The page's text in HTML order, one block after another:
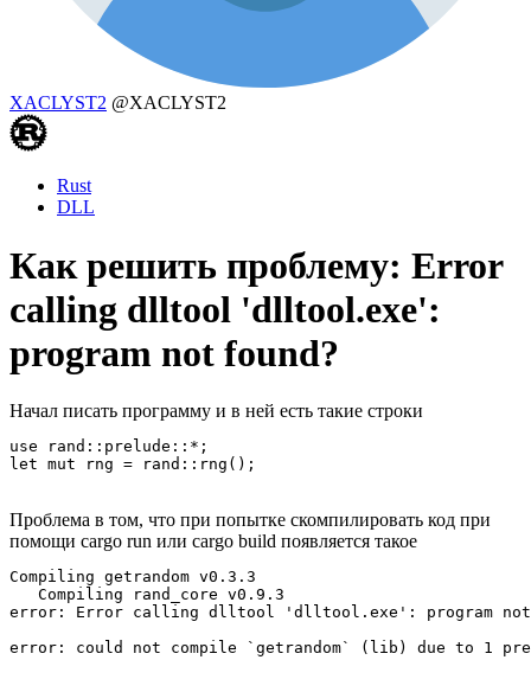
XACLYST2 @XACLYST2
Rust
DLL
Как решить проблему: Error
calling dlltool 'dlltool.exe':
program not found?
Начал писать программу и в ней есть такие строки
use rand::prelude::*;
let mut rng = rand::rng();
Проблема в том, что при попытке скомпилировать код при
помощи cargo run или cargo build появляется такое
Compiling getrandom v0.3.3
Compiling
error: Error calling dlltool
error: could not compile `getrandom` (lib) due to 1